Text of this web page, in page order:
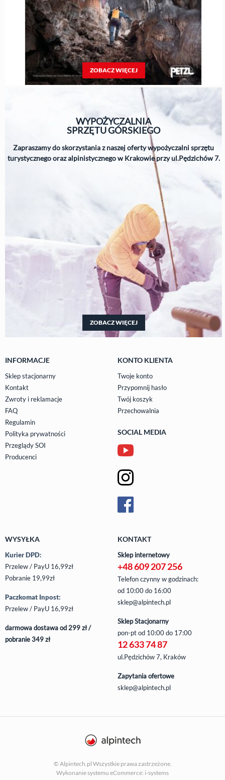
ZOBACZ WIĘCEJ
WYPOŻYCZALNIA
SPRZĘTUGÓRSKIEGO
Zapraszamy do skorzystania z naszej oferty wypożyczalni sprzętu
turystycznego oraz alpinistycznego w Krakowie przy ul.Pędzichów 7.
ZOBACZ WIĘCEJ
INFORMACJE
Sklep stacjonarny
Kontakt
Zwroty i reklamacje
FAQ
Regulamin
Polityka prywatności
Przeglądy SOI
Producenci
KONTO KLIENTA
Twoje konto
Przypomnij hasło
Twój koszyk
Przechowalnia
SOCIAL MEDIA
WYSYŁKA
Kurier DPD:
Przelew / PayU 16,99zł
Pobranie 19,99zł
Paczkomat Inpost:
Przelew / PayU 16,99zł
darmowa dostawa od 299 zł /
pobranie 349 zł
KONTAKT
Sklep internetowy
+48 609 207 256
Telefon czynny w godzinach:
od 10:00 do 16:00
sklep@alpintech.pl
Sklep Stacjonarny
pon-ptod 10:00 do 17:00
12 633 74 87
ul.Pędzichów 7, Kraków
Zapytania ofertowe
sklep@alpintech.pl
© Alpintech.pl Wszystkie prawa zastrzeżone.
Wykonanie systemu eCommerce: i-systems